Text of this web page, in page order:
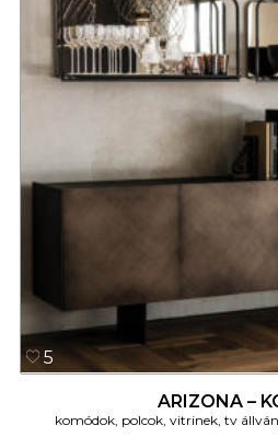
5
ARIZONA –
komódok, polcok, vitrinek, tv